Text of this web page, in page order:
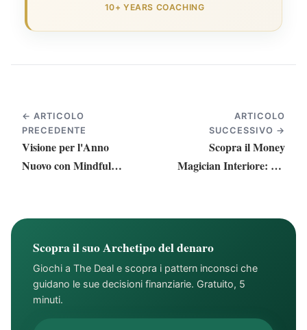
10+ YEARS COACHING
← ARTICOLO
PRECEDENTE
Visione per l'Anno
Nuovo con Mindful
ARTICOLO
SUCCESSIVO →
Scopra il Money
Magician Interiore: Un
Scopra il suo Archetipo del denaro
Giochi a The Deal e scopra i pattern inconsci che
guidano le sue decisioni finanziarie. Gratuito, 5
minuti.